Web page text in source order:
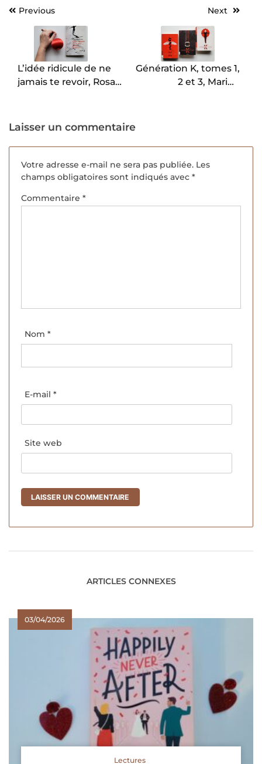
Navigation
l’article
Previous
L’idée ridicule de ne
jamais te revoir, Rosa
Next
Génération K, tomes 1,
2 et 3, Marine
Laisser un commentaire
Votre adresse e-mail ne sera pas publiée. Les
champs obligatoires sont indiqués avec *
Commentaire *
Nom *
E-mail *
Site web
ARTICLES CONNEXES
03/04/2026
Lectures